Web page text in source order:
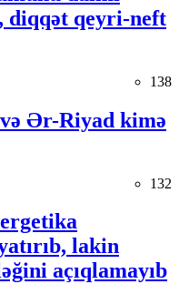
diqqət qeyri-neft
138
Ər-Riyad kimə
132
lakin
açıqlamayıb